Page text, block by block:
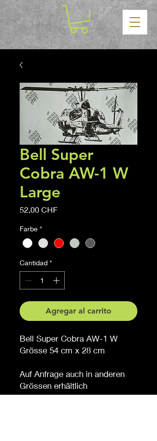
Bell Super
Cobra AW-1 W
Large
52,00 CHFPrecio
Farbe *
Cantidad *
Agregar al carrito
Bell Super Cobra AW-1 W
Grösse 54 cm x 28 cm
Auf Anfrage auch in anderen
Grössen erhältlich
Möchten Sie eine andere